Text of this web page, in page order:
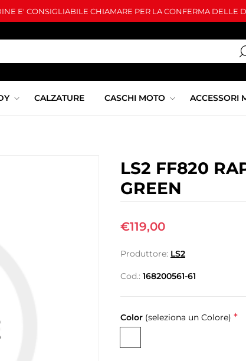
E' CONSIGLIABILE CHIAMARE PER LA CONFERMA DELLE
CALZATURE CASCHI MOTO ACCESSORI
LS2 FF820
GREEN
€119,00
Produttore: LS2
Cod.: 168200561-61
Color (seleziona un Colore) *